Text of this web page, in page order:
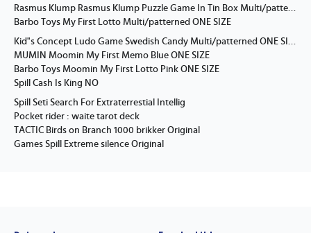
Barbo Toys My First Lotto Multi/patterned ONE SIZE
MUMIN Moomin My First Memo Blue ONE SIZE
Barbo Toys Moomin My First Lotto Pink ONE SIZE
Spill Cash Is King NO
Spill Seti Search For Extraterrestial Intellig
Pocket rider : waite tarot deck
TACTIC Birds on Branch 1000 brikker Original
Games Spill Extreme silence Original